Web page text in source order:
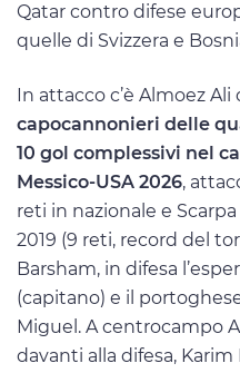
Qatar contro difese
quelle di Svizzera e
In attacco c’è Almoez Ali
capocannonieri delle
10 gol complessivi nel
Messico-USA 2026,
reti in nazionale e Scarpa
2019 (9 reti, record del
Barsham, in difesa
(capitano) e il
Miguel. A centrocampo
davanti alla difesa, Karim